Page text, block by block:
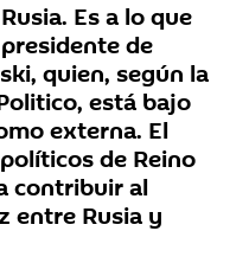
Es a lo que
de
quien, según la
está bajo
externa. El
de Reino
contribuir al
entre Rusia y